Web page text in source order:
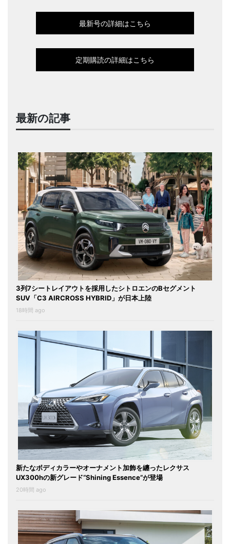
最新号の詳細はこちら
定期購読の詳細はこちら
最新の記事
3列7シートレイアウトを採用したシトロエンのBセグメント
SUV「C3 AIRCROSS HYBRID」が日本上陸
18時間 ago
新たなボディカラーやオーナメント加飾を纏ったレクサス
UX300hの新グレード“Shining Essence”が登場
20時間 ago